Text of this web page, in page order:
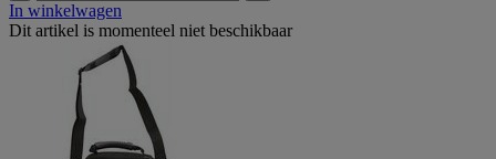
In winkelwagen
Dit artikel is momenteel niet beschikbaar